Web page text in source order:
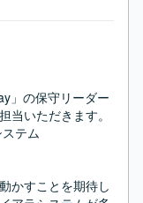
」の保守リーダー
当いただきます。
テム
かすことを期待し